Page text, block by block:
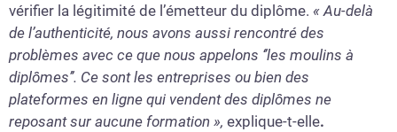
vérifier la légitimité de l’émetteur du diplôme. « Au-delà
de l’authenticité, nous avons aussi rencontré des
problèmes avec ce que nous appelons ‘’les moulins à
diplômes’’. Ce sont les entreprises ou bien des
plateformes en ligne qui vendent des diplômes ne
reposant sur aucune formation », explique-t-elle.